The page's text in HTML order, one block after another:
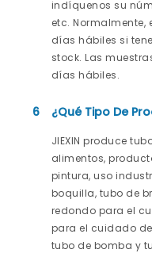
indíquenos su
etc. Normalmente,
días hábiles si
stock. Las
días hábiles.
6 ¿Qué Tipo De
JIEXIN produce
alimentos,
pintura, uso
boquilla, tubo de
redondo para el
para el cuidado
tubo de bomba y